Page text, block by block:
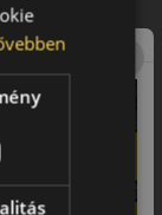
által